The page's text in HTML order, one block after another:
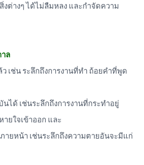
งต่างๆ ได้ไม่ลืมหลง และกำจัดความ
ล
เช่น ระลึกถึงการงานที่ทำ ถ้อยคำที่พูด
ได้ เช่นระลึกถึงการงานที่กระทำอยู่
ยใจเข้าออก และ
ายหน้า เช่นระลึกถึงความตายอันจะมีแก่